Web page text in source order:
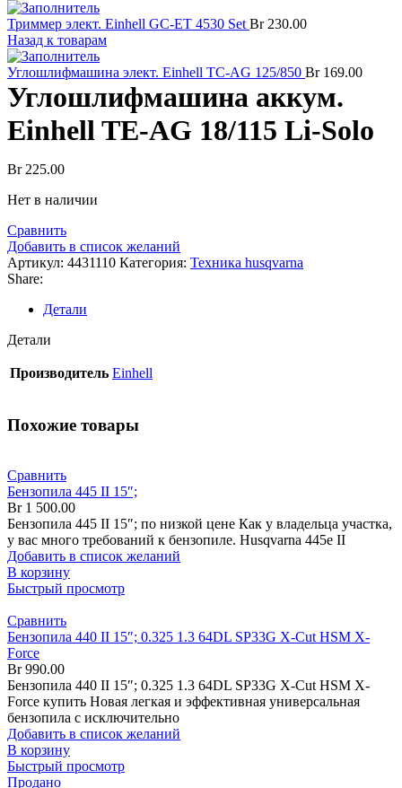
Триммер элект. Einhell GC-ET 4530 Set Br230.00
Назад к товарам
Углошлифмашина элект. Einhell TC-AG 125/850 Br169.00
Углошлифмашина аккум.
Einhell TE-AG 18/115 Li-Solo
Br225.00
Нет в наличии
Сравнить
Добавить в список желаний
Артикул: 4431110 Категория: Техника husqvarna
Share:
Детали
Детали
Производитель Einhell
Похожие товары
Сравнить
Бензопила 445 II 15″;
Br1 500.00
Бензопила 445 II 15″; по низкой цене Как у владельца участка,
у вас много требований к бензопиле. Husqvarna 445e II
Добавить в список желаний
В корзину
Быстрый просмотр
Сравнить
Бензопила 440 II 15″; 0.325 1.3 64DL SP33G X-Cut HSM X-
Force
Br990.00
Бензопила 440 II 15″; 0.325 1.3 64DL SP33G X-Cut HSM X-
Force купить Новая легкая и эффективная универсальная
бензопила с исключительно
Добавить в список желаний
В корзину
Быстрый просмотр
Продано